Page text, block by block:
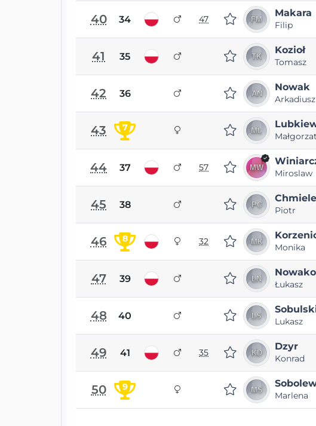
40 34 47
Makara
Filip
41 35
Kozioł
Tomasz
42 36
Nowak
Arkadiusz
43 7
44 37 57
Miroslaw
45 38 Piotr
46 8 32
Monika
47 39 Łukasz
48 40 Lukasz
49 41 35
Dzyr
Konrad
50 9
Marlena